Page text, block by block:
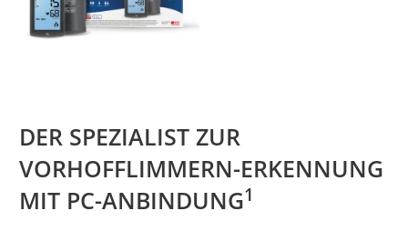
DER SPEZIALIST ZUR
VORHOFFLIMMERN-ERKENNUNG
MIT PC-ANBINDUNG1